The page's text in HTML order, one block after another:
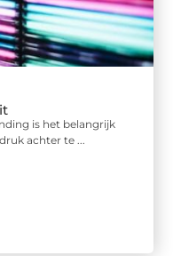
is het belangrijk
achter te ...